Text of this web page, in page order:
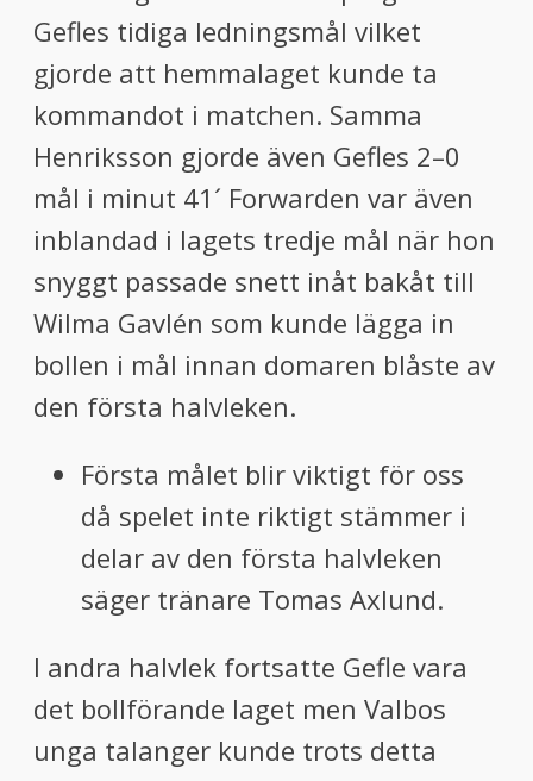
Gefles tidiga ledningsmål vilket
gjorde att hemmalaget kunde ta
kommandot i matchen. Samma
Henriksson gjorde även Gefles 2–0
mål i minut 41´ Forwarden var även
inblandad i lagets tredje mål när hon
snyggt passade snett inåt bakåt till
Wilma Gavlén som kunde lägga in
bollen i mål innan domaren blåste av
den första halvleken.
Första målet blir viktigt för oss
då spelet inte riktigt stämmer i
delar av den första halvleken
säger tränare Tomas Axlund.
I andra halvlek fortsatte Gefle vara
det bollförande laget men Valbos
unga talanger kunde trots detta